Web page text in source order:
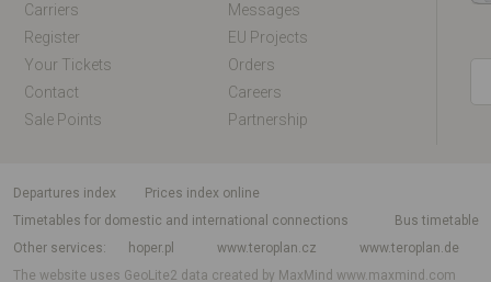
Carriers
Messages
Register
EU Projects
Your Tickets
Orders
Contact
Careers
Sale Points
Partnership
departures index
Prices index online
Timetables for domestic and international connections
Bus timetable
Other services
hoper.pl www.teroplan.cz
www.teroplan.de
The website uses GeoLite2 data created by MaxMindwww.maxmind.com